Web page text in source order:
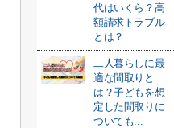
代はいくら？高
額請求トラブル
とは？
二人暮らしに最
適な間取りと
は？子どもを想
定した間取りに
ついても...